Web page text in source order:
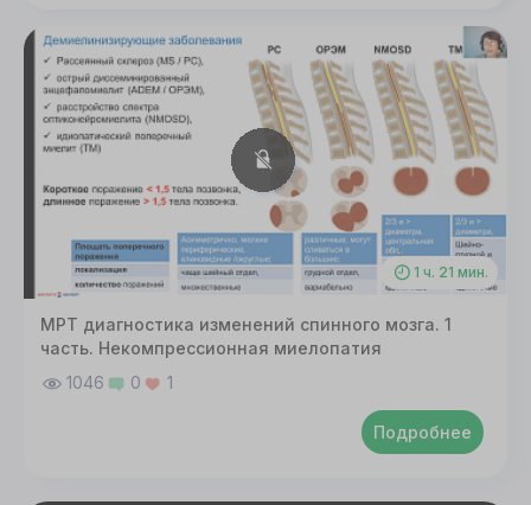
1 ч. 21 мин.
МРТ диагностика изменений спинного мозга. 1
часть. Некомпрессионная миелопатия
1046
0 1
Подробнее